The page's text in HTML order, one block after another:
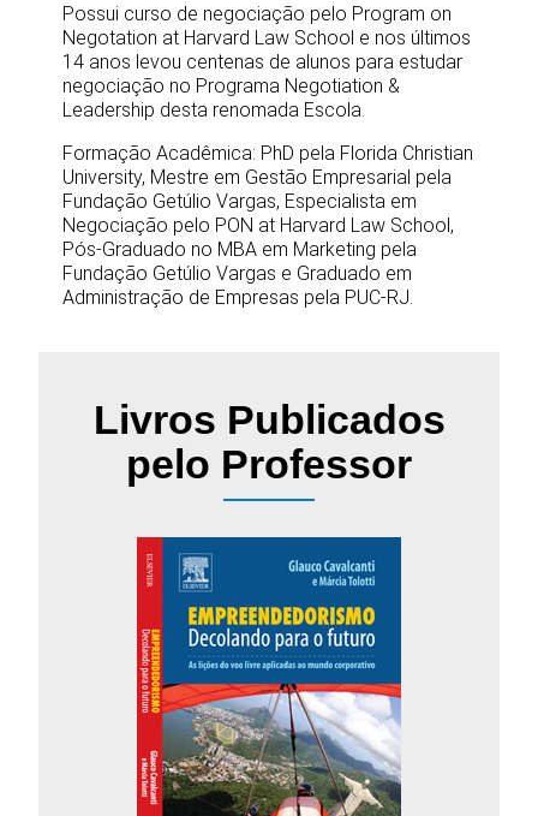
Possui curso de negociação pelo Program on
Negotation at Harvard Law School e nos últimos
14 anos levou centenas de alunos para estudar
negociação no Programa Negotiation &
Leadership desta renomada Escola.
Formação Acadêmica: PhD pela Florida Christian
University, Mestre em Gestão Empresarial pela
Fundação Getúlio Vargas, Especialista em
Negociação pelo PON at Harvard Law School,
Pós-Graduado no MBA em Marketing pela
Fundação Getúlio Vargas e Graduado em
Administração de Empresas pela PUC-RJ.
Livros Publicados
pelo Professor